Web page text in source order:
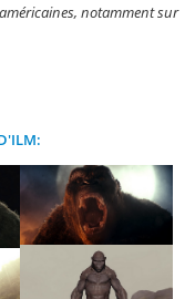
notamment sur